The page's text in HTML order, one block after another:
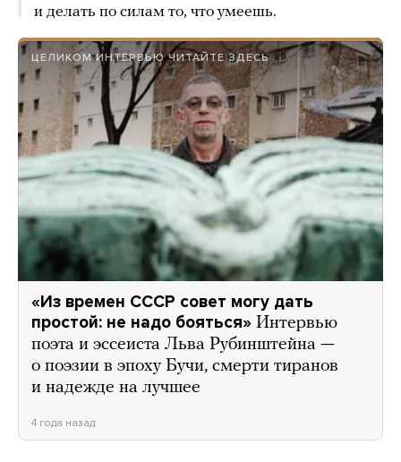
и делать по силам то, что умеешь.
ЦЕЛИКОМ ИНТЕРВЬЮ ЧИТАЙТЕ ЗДЕСЬ
«Из времен СССР совет могу дать
простой: не надо бояться» Интервью
поэта и эссеиста Льва Рубинштейна —
о поэзии в эпоху Бучи, смерти тиранов
и надежде на лучшее
4 года назад